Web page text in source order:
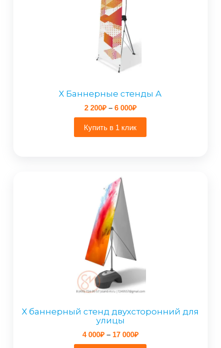
Х Баннерные стенды А
2 200₽ – 6 000₽Диапазон
цен:
2
200₽
Купить в 1 клик
Х баннерный стенд двухсторонний для
улицы
4 000₽ – 17 000₽Диапазон
цен: